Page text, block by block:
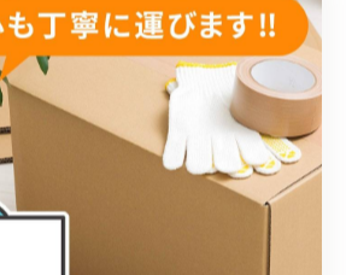
文例を使った方からは「ご近所の
た」「トラブルなく新生活を始め
寄せられています。挨拶文は、初
ョンを円滑にする重要なツールで